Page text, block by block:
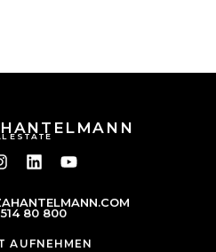
ESTATE
80 800
AUFNEHMEN